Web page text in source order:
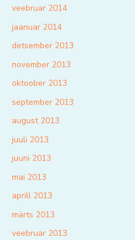
veebruar 2014
jaanuar 2014
detsember 2013
november 2013
oktoober 2013
september 2013
august 2013
juuli 2013
juuni 2013
mai 2013
aprill 2013
märts 2013
veebruar 2013